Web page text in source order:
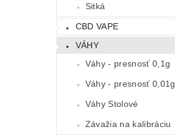
Sitká
CBD VAPE
VÁHY
Váhy - presnosť 0,1g
Váhy - presnosť 0,01g
Váhy Stolové
Závažia na kalibráciu